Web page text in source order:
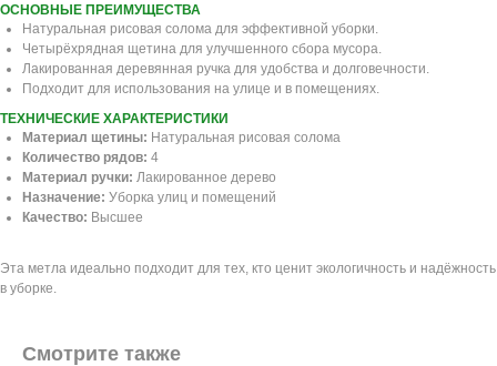
ОСНОВНЫЕ ПРЕИМУЩЕСТВА
Натуральная рисовая солома для эффективной уборки.
Четырёхрядная щетина для улучшенного сбора мусора.
Лакированная деревянная ручка для удобства и долговечности.
Подходит для использования на улице и в помещениях.
ТЕХНИЧЕСКИЕ ХАРАКТЕРИСТИКИ
Материал щетины: Натуральная рисовая солома
Количество рядов: 4
Материал ручки: Лакированное дерево
Назначение: Уборка улиц и помещений
Качество: Высшее
Эта метла идеально подходит для тех, кто ценит экологичность и надёжность
в уборке.
Смотрите также